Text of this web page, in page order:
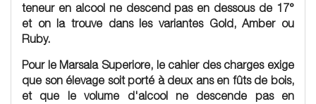
teneur en alcool ne descend pas en dessous de 17°
et on la trouve dans les variantes Gold, Amber ou
Ruby.
Pour le Marsala Superiore, le cahier des charges exige
que son élevage soit porté à deux ans en fûts de bois,
et que le volume d'alcool ne descende pas en